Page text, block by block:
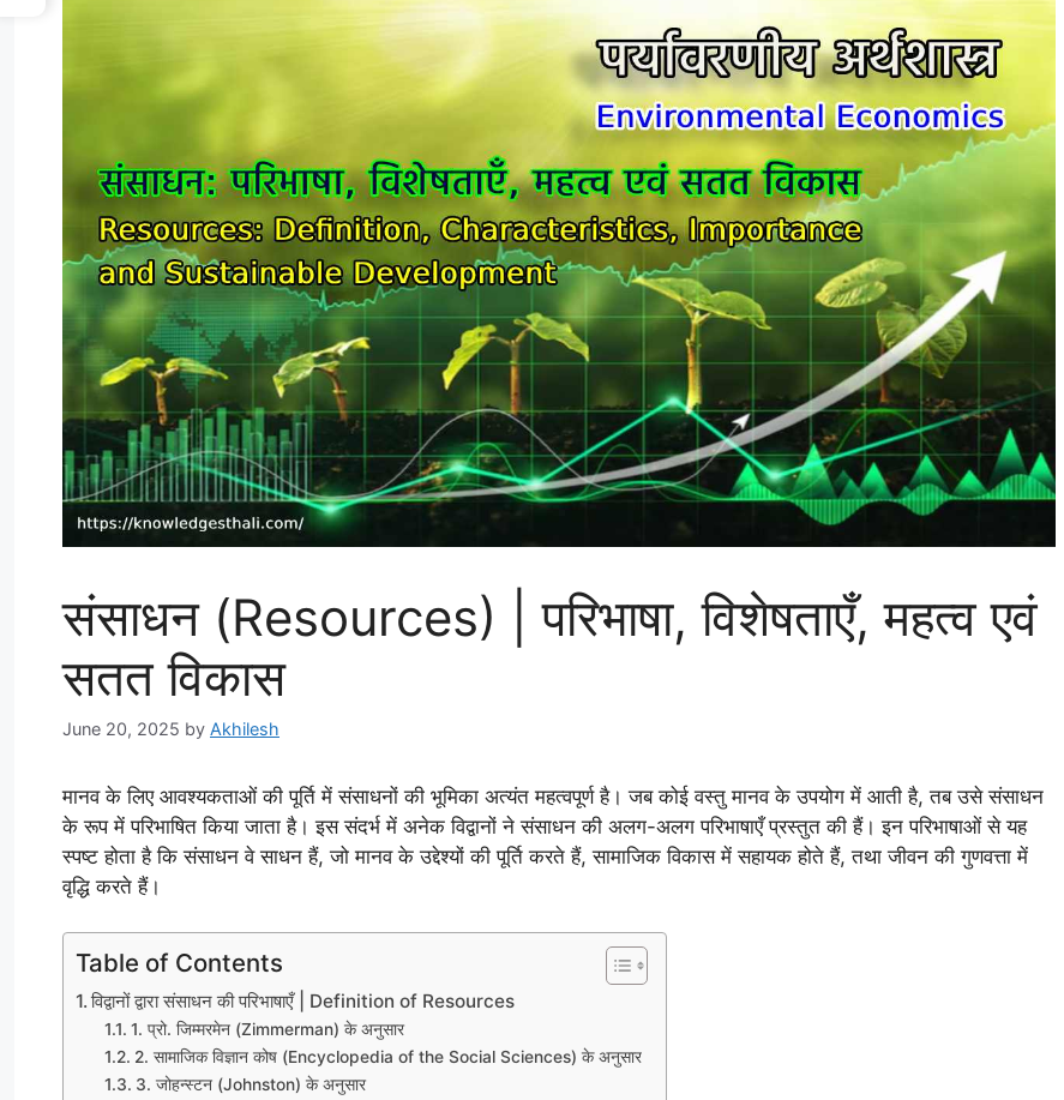
संसाधन (Resources) | परिभाषा, विशेषताएँ, महत्व एवं
सतत विकास
June 20, 2025 by Akhilesh
मानव के लिए आवश्यकताओं की पूर्ति में संसाधनों की भूमिका अत्यंत महत्वपूर्ण है। जब कोई वस्तु मानव के उपयोग में आती है, तब उसे संसाधन
के रूप में परिभाषित किया जाता है। इस संदर्भ में अनेक विद्वानों ने संसाधन की अलग-अलग परिभाषाएँ प्रस्तुत की हैं। इन परिभाषाओं से यह
स्पष्ट होता है कि संसाधन वे साधन हैं, जो मानव के उद्देश्यों की पूर्ति करते हैं, सामाजिक विकास में सहायक होते हैं, तथा जीवन की गुणवत्ता में
वृद्धि करते हैं।
Table of Contents
विद्वानों द्वारा संसाधन की परिभाषाएँ | Definition of Resources
1. प्रो. जिम्मरमेन (Zimmerman) के अनुसार
2. सामाजिक विज्ञान कोष (Encyclopedia of the Social Sciences) के अनुसार
3. जोहन्स्टन (Johnston) के अनुसार